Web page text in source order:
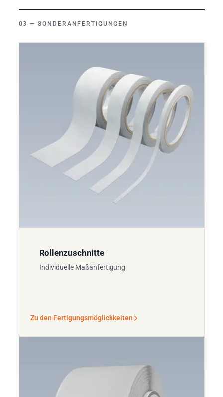
SONDERANFERTIGUNGEN
Rollenzuschnitte
Individuelle Maßanfertigung
Zu den Fertigungsmöglichkeiten